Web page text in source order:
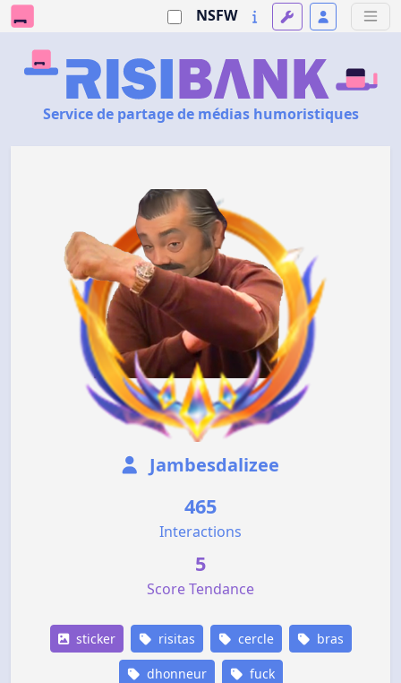
NSFW
Service de partage de médias humoristiques
Jambesdalizee
465
Interactions
5
Score Tendance
sticker risitas cercle bras
dhonneur fuck